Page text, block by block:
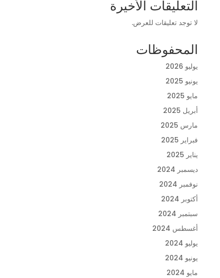
التعليقات الأخيرة
لا توجد تعليقات للعرض.
المحفوظات
يوليو 2026
يونيو 2025
مايو 2025
أبريل 2025
مارس 2025
فبراير 2025
يناير 2025
ديسمبر 2024
نوفمبر 2024
أكتوبر 2024
سبتمبر 2024
أغسطس 2024
يوليو 2024
يونيو 2024
مايو 2024